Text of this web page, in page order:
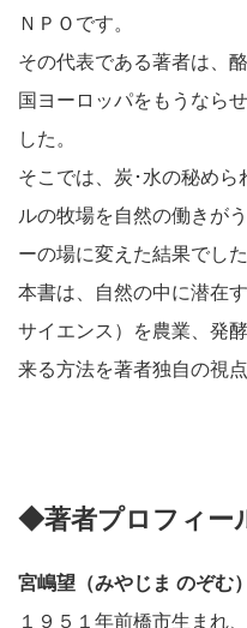
ＮＰＯです。
その代表である著者は、
国ヨーロッパをもうなら
した。
そこでは、炭･水の秘め
ルの牧場を自然の働きが
ーの場に変えた結果でした
本書は、自然の中に潜在
サイエンス）を農業、発
来る方法を著者独自の視
◆著者プロフィー
宮嶋望（みやじま のぞむ）
１９５１年前橋市生まれ